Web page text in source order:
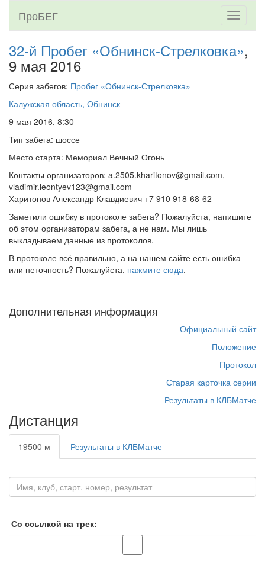
Toggle
ПроБЕГ
32-й Пробег «Обнинск-Стрелковка»,
9 мая 2016
Серия забегов: Пробег «Обнинск-Стрелковка»
Калужская область, Обнинск
9 мая 2016, 8:30
Тип забега: шоссе
Место старта: Мемориал Вечный Огонь
Контакты организаторов: a.2505.kharitonov@gmail.com,
vladimir.leontyev123@gmail.com
Харитонов Александр Клавдиевич +7 910 918-68-62
Заметили ошибку в протоколе забега? Пожалуйста, напишите
об этом организаторам забега, а не нам. Мы лишь
выкладываем данные из протоколов.
В протоколе всё правильно, а на нашем сайте есть ошибка
или неточность? Пожалуйста, нажмите сюда.
Дополнительная информация
Официальный сайт
Положение
Протокол
Старая карточка серии
Результаты в КЛБМатче
Дистанция
19500 м Результаты в КЛБМатче
Со ссылкой на трек: